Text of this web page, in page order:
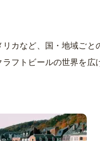
リカなど、国・地域ご
フトビールの世界を広